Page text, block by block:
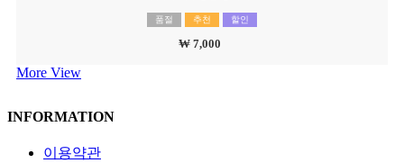
품절 추천 할인
₩ 7,000
More View
INFORMATION
이용약관